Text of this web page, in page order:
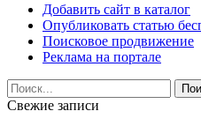
Добавить сайт в каталог
Опубликовать статью
Поисковое продвижение
Реклама на портале
Свежие записи